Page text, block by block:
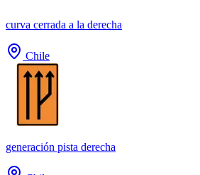
curva cerrada a la derecha
Chile
generación pista derecha